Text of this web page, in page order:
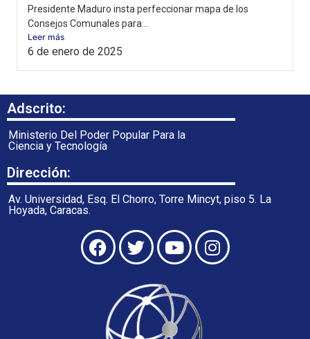
Presidente Maduro insta perfeccionar mapa de los
Consejos Comunales para...
Leer más
6 de enero de 2025
Adscrito:
Ministerio Del Poder Popular Para la
Ciencia y Tecnología
Dirección:
Av. Universidad, Esq. El Chorro, Torre Mincyt, piso 5. La
Hoyada, Caracas.